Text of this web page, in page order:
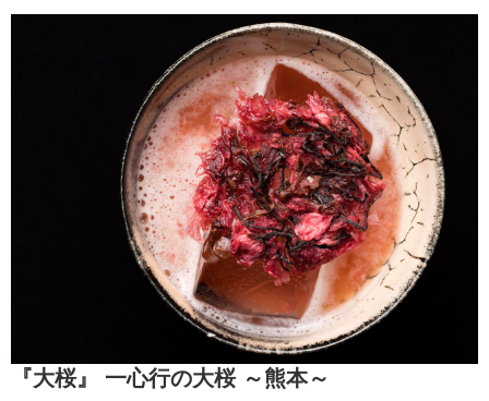
『大桜』 一心行の大桜 ～熊本～